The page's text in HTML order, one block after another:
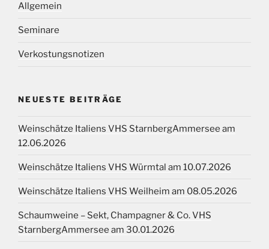
Allgemein
Seminare
Verkostungsnotizen
NEUESTE BEITRÄGE
Weinschätze Italiens VHS StarnbergAmmersee am
12.06.2026
Weinschätze Italiens VHS Würmtal am 10.07.2026
Weinschätze Italiens VHS Weilheim am 08.05.2026
Schaumweine – Sekt, Champagner & Co. VHS
StarnbergAmmersee am 30.01.2026